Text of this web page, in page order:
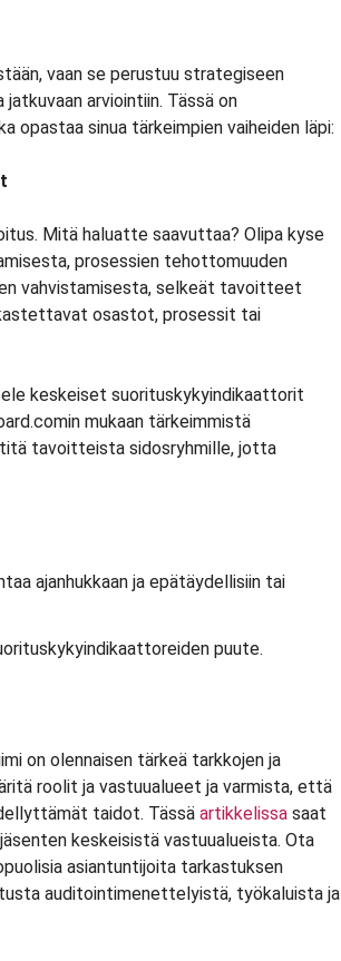
vaan se perustuu strategiseen
arviointiin. Tässä on
opastaa sinua tärkeimpien vaiheiden läpi:
Mitä haluatte saavuttaa? Olipa kyse
prosessien tehottomuuden
vahvistamisesta, selkeät tavoitteet
osastot, prosessit tai
keskeiset suorituskykyindikaattorit
mukaan tärkeimmistä
tavoitteista sidosryhmille, jotta
ajanhukkaan ja epätäydellisiin tai
puute.
on olennaisen tärkeä tarkkojen ja
roolit ja vastuualueet ja varmista, että
taidot. Tässä artikkelissa saat
keskeisistä vastuualueista. Ota
asiantuntijoita tarkastuksen
auditointimenettelyistä, työkaluista ja